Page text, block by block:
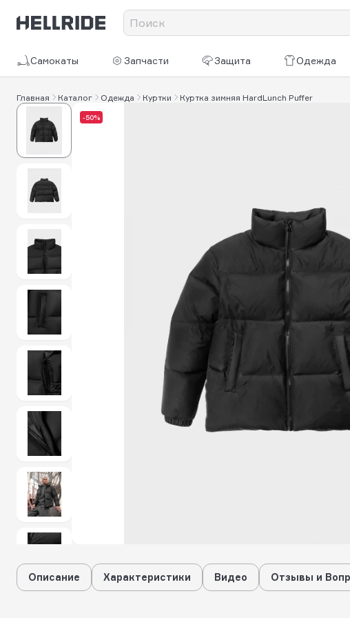
Самокаты Запчасти Защита Одежда
Главная Каталог Одежда Куртки Куртка зимняя HardLunch Puffer
-50%
Описание Характеристики Видео Отзывы и